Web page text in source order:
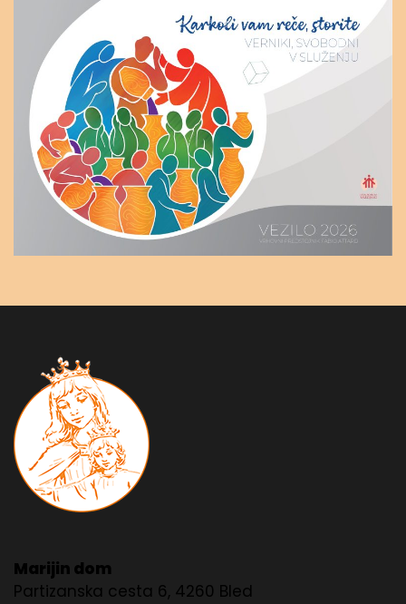
Marijin dom
Partizanska cesta 6, 4260 Bled